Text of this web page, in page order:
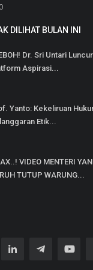
DILIHAT BULAN INI
Dr. Sri Untari
Aspirasi...
Yanto: Kekeliruan
Etik...
VIDEO MENTERI
TUTUP WARUNG...